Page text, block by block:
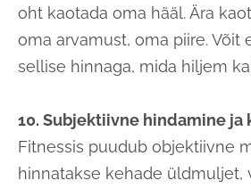
oht kaotada oma hääl. Ära
oma arvamust, oma piire. Võit
sellise hinnaga, mida hiljem
10. Subjektiivne hindamine ja
Fitnessis puudub objektiivne
hinnatakse kehade üldmuljet,